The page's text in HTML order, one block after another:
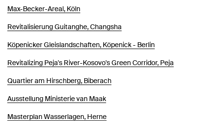
Max-Becker-Areal, Köln
Revitalisierung Guitanghe, Changsha
Köpenicker Gleislandschaften, Köpenick - Berlin
Revitalizing Peja's River-Kosovo's Green Corridor, Peja
Quartier am Hirschberg, Biberach
Ausstellung Ministerie van Maak
Masterplan Wasserlagen, Herne